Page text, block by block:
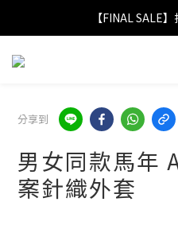
【FINAL SALE
【FINAL SALE
折實滿$2,000送LOGO野
【FINAL SALE】
分享到
男女同款馬年
案針織外套